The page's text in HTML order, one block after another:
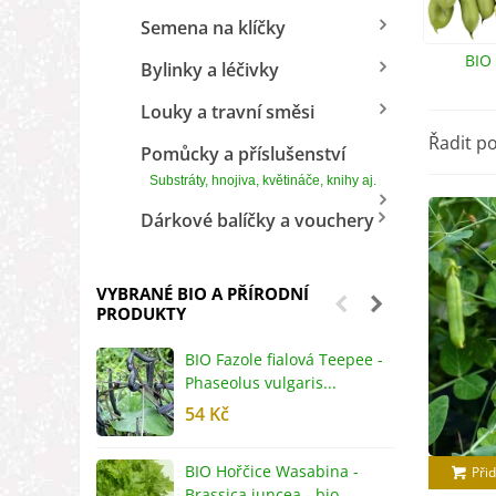
Semena na klíčky
Bylinky a léčivky
Louky a travní směsi
Pomůcky a příslušenství
Substráty, hnojiva, květináče, knihy aj.
Dárkové balíčky a vouchery
VYBRANÉ BIO A PŘÍRODNÍ
PRODUKTY
BIO Fazole fialová Teepee -
Phaseolus vulgaris...
54 Kč
BIO Hořčice Wasabina -
Řadit